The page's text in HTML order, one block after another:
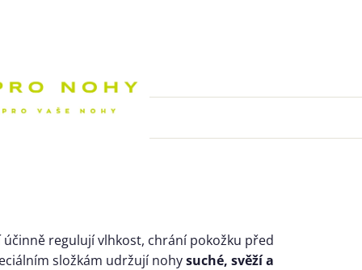
účinně regulují vlhkost, chrání pokožku před
složkám udržují nohysuché, svěží a